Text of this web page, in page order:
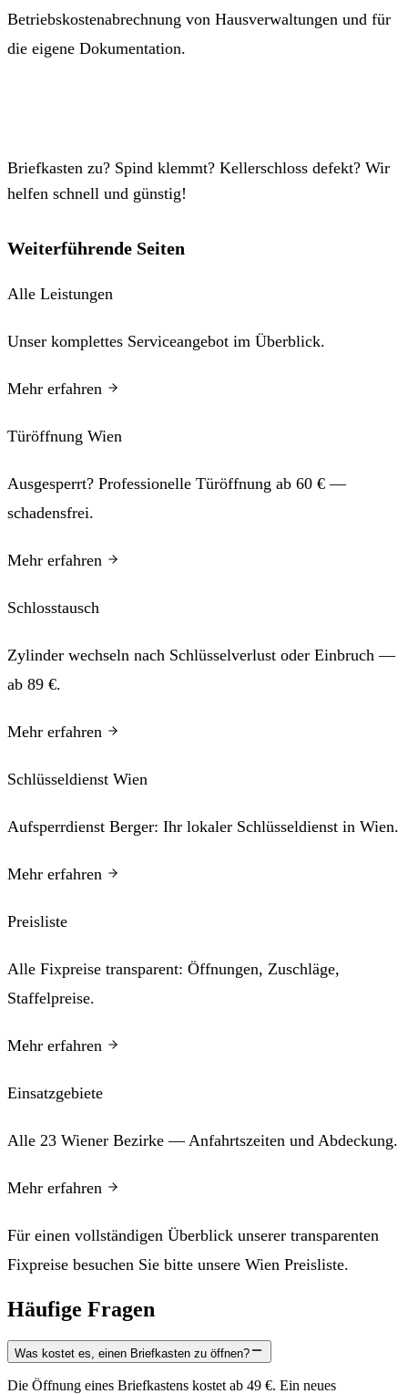
Betriebskostenabrechnung von Hausverwaltungen und für
die eigene Dokumentation.
Briefkasten zu? Spind klemmt? Kellerschloss defekt? Wir
helfen schnell und günstig!
Weiterführende Seiten
Alle Leistungen
Unser komplettes Serviceangebot im Überblick.
Mehr erfahren
Türöffnung Wien
Ausgesperrt? Professionelle Türöffnung ab 60 € —
schadensfrei.
Mehr erfahren
Schlosstausch
Zylinder wechseln nach Schlüsselverlust oder Einbruch —
ab 89 €.
Mehr erfahren
Schlüsseldienst Wien
Aufsperrdienst Berger: Ihr lokaler Schlüsseldienst in Wien.
Mehr erfahren
Preisliste
Alle Fixpreise transparent: Öffnungen, Zuschläge,
Staffelpreise.
Mehr erfahren
Einsatzgebiete
Alle 23 Wiener Bezirke — Anfahrtszeiten und Abdeckung.
Mehr erfahren
Für einen vollständigen Überblick unserer transparenten
Fixpreise besuchen Sie bitte unsere Wien Preisliste.
Häufige Fragen
Was kostet es, einen Briefkasten zu öffnen?
Die Öffnung eines Briefkastens kostet ab 49 €. Ein neues